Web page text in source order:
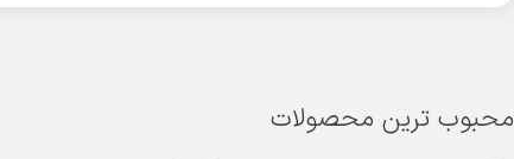
محبوب ترین محصولات